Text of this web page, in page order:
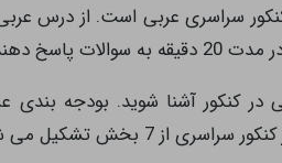
سراسری عربی است. از درس عربی
در کنکور آشنا شوید. بودجه بندی
می شود که عبارتند از :